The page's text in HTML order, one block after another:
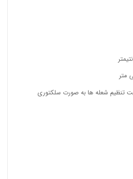
تنظیم شعله ها به صورت سلکتوری